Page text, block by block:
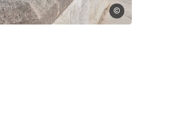
Frédéric Dahm